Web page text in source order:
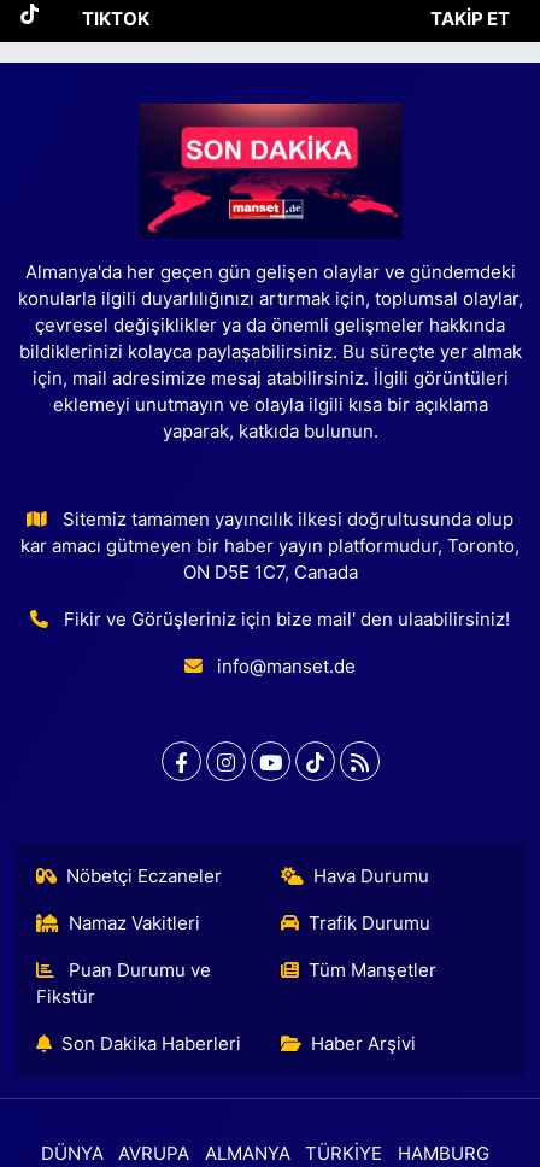
TIKTOK TAKIP ET
Almanya'da her geçen gün gelişen olaylar ve gündemdeki
konularla ilgili duyarlılığınızı artırmak için, toplumsal olaylar,
çevresel değişiklikler ya da önemli gelişmeler hakkında
bildiklerinizi kolayca paylaşabilirsiniz. Bu süreçte yer almak
için, mail adresimize mesaj atabilirsiniz. İlgili görüntüleri
eklemeyi unutmayın ve olayla ilgili kısa bir açıklama
yaparak, katkıda bulunun.
Sitemiz tamamen yayıncılık ilkesi doğrultusunda olup
kar amacı gütmeyen bir haber yayın platformudur, Toronto,
ON D5E 1C7, Canada
Fikir ve Görüşleriniz için bize mail' den ulaabilirsiniz!
info@manset.de
Nöbetçi Eczaneler Hava Durumu
Namaz Vakitleri Trafik Durumu
Puan Durumu ve
Fikstür
Tüm Manşetler
Son Dakika Haberleri Haber Arşivi
DÜNYA AVRUPA ALMANYA TÜRKİYE HAMBURG